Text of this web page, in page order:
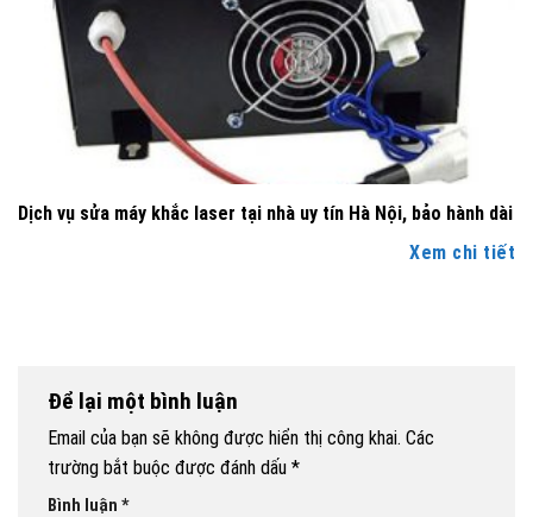
Dịch vụ sửa máy khắc laser tại nhà uy tín Hà Nội, bảo hành dài
Xem chi tiết
Để lại một bình luận
Email của bạn sẽ không được hiển thị công khai. Các
trường bắt buộc được đánh dấu *
Bình luận *